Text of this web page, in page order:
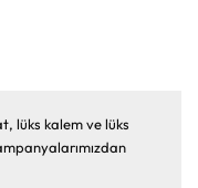
lüks kalem ve lüks